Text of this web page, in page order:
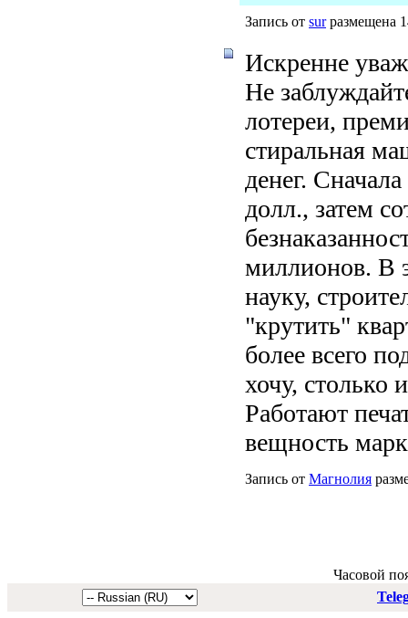
Запись от surразмещена
Искренне
Не
лотереи,
стиральная
денег.
долл., затем
миллионов. В
науку,
"крутить"
более всего
хочу, столько
Работают
вещность
Запись от Магнолия
Часовой